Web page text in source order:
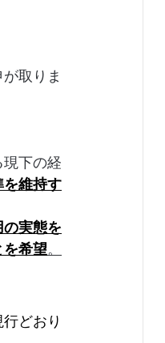
取りま
現下の経
を維持す
実態を
を希望。
どおり